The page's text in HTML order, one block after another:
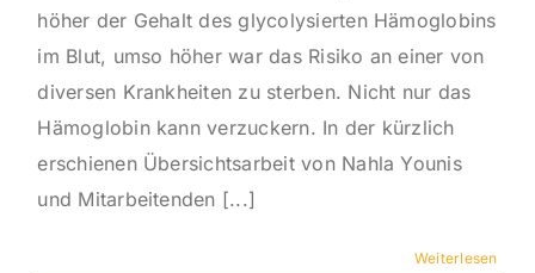
höher der Gehalt des glycolysierten Hämoglobins
im Blut, umso höher war das Risiko an einer von
diversen Krankheiten zu sterben. Nicht nur das
Hämoglobin kann verzuckern. In der kürzlich
erschienen Übersichtsarbeit von Nahla Younis
und Mitarbeitenden [...]
Weiterlesen